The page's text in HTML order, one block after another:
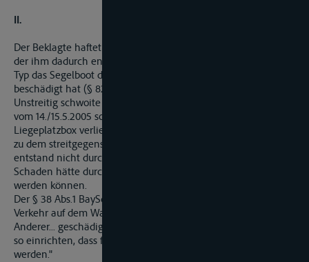
II.
Der Beklagte haftet dem Kläger für den Ersatz des Schadens,
der ihm dadurch entstanden ist, dass dessen Segelboot vom
Typ das Segelboot des Klägers vom Typ am 14/15.5.2005
beschädigt hat (§ 823 Abs. 1 BGB).
Unstreitig schwoite die während des Sturmes in der Nacht
vom 14./15.5.2005 so stark nach Lee, dass sie die Grenzen ihrer
Liegeplatzbox verließ und mit der kollidierte. Dadurch kam es
zu dem streitgegenständlichen Schaden. Der Schaden
entstand nicht durch ein schicksalhaftes Ereignis. Dem
Schaden hätte durch vorausschauendes Handeln vorgebeugt
werden können.
Der § 38 Abs.1 BaySchO verlangt von jedem „Teilnehmer am
Verkehr auf dem Wasser, sich so zu verhalten, dass kein
Anderer... geschädigt ... wird. Er muss sein Verhalten außerdem
so einrichten, dass fremde Fahrzeuge ... nicht beschädigt
werden."